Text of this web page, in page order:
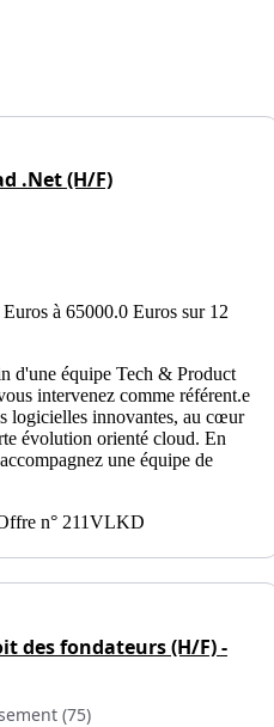
.Net (H/F)
à 65000.0 Euros sur 12
d'une équipe Tech & Product
intervenez comme référent.e
logicielles innovantes, au cœur
évolution orienté cloud. En
une équipe de
n° 211VLKD
des fondateurs (H/F) -
(75)